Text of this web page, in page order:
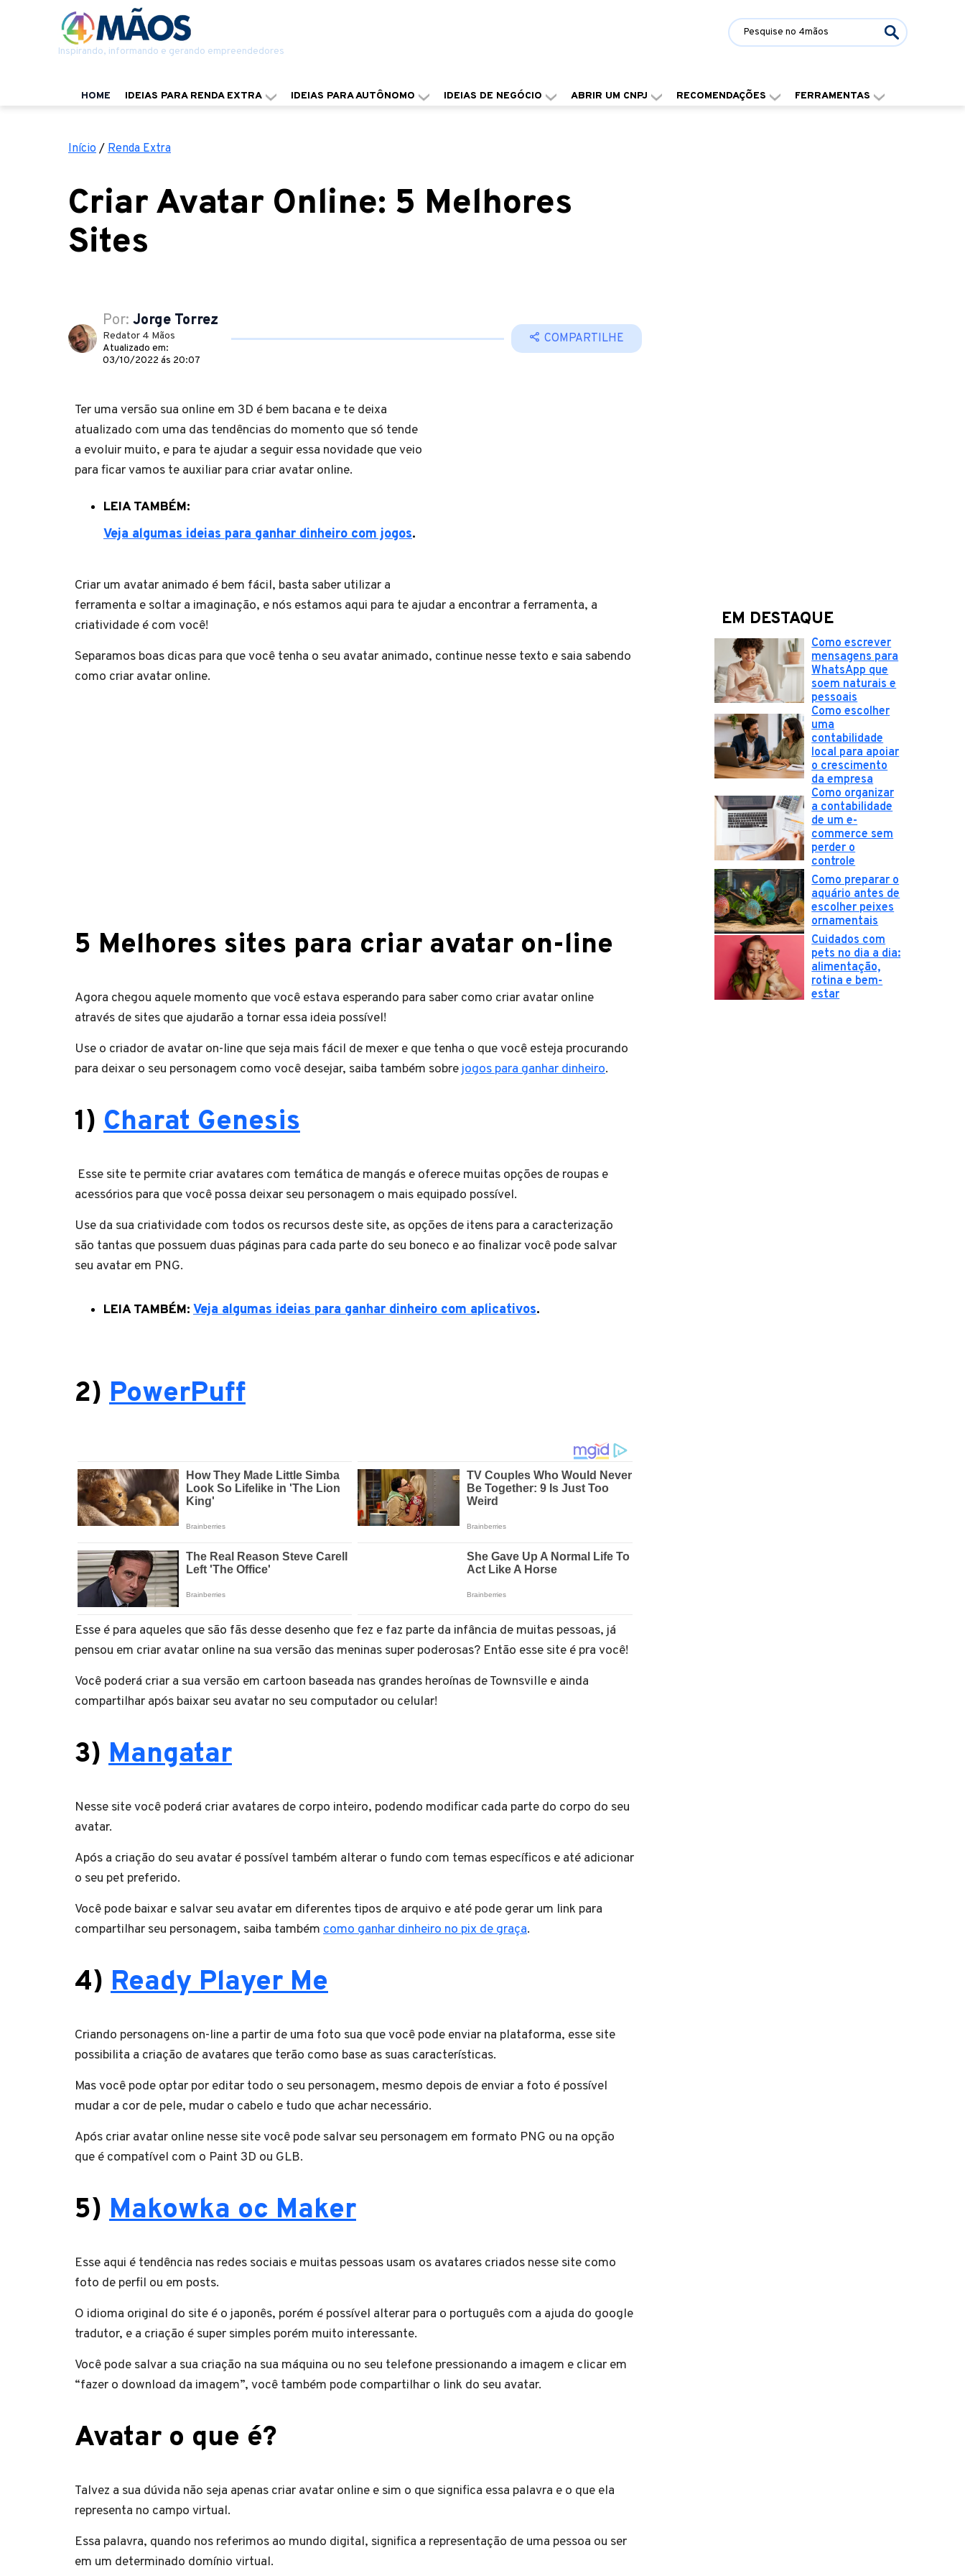
Inspirando, informando e gerando empreendedores
HOME IDEIAS PARA RENDA EXTRA IDEIAS PARA AUTÔNOMO IDEIAS DE NEGÓCIO ABRIR UM CNPJ RECOMENDAÇÕES FERRAMENTAS
Início / Renda Extra
Criar Avatar Online: 5 Melhores
Sites
Por: Jorge Torrez
Redator 4 Mãos
Atualizado em:
03/10/2022 ás 20:07
COMPARTILHE
Ter uma versão sua online em 3D é bem bacana e te deixa
atualizado com uma das tendências do momento que só tende
a evoluir muito, e para te ajudar a seguir essa novidade que veio
para ficar vamos te auxiliar para criar avatar online.
LEIA TAMBÉM:
Veja algumas ideias para ganhar dinheiro com jogos.
Criar um avatar animado é bem fácil, basta saber utilizar a
ferramenta e soltar a imaginação, e nós estamos aqui para te ajudar a encontrar a ferramenta, a
criatividade é com você!
Separamos boas dicas para que você tenha o seu avatar animado, continue nesse texto e saia sabendo
como criar avatar online.
5 Melhores sites para criar avatar on-line
Agora chegou aquele momento que você estava esperando para saber como criar avatar online
através de sites que ajudarão a tornar essa ideia possível!
Use o criador de avatar on-line que seja mais fácil de mexer e que tenha o que você esteja procurando
para deixar o seu personagem como você desejar, saiba também sobre jogos para ganhar dinheiro.
1) Charat Genesis
Esse site te permite criar avatares com temática de mangás e oferece muitas opções de roupas e
acessórios para que você possa deixar seu personagem o mais equipado possível.
Use da sua criatividade com todos os recursos deste site, as opções de itens para a caracterização
são tantas que possuem duas páginas para cada parte do seu boneco e ao finalizar você pode salvar
seu avatar em PNG.
LEIA TAMBÉM: Veja algumas ideias para ganhar dinheiro com aplicativos.
2) PowerPuff
Esse é para aqueles que são fãs desse desenho que fez e faz parte da infância de muitas pessoas, já
pensou em criar avatar online na sua versão das meninas super poderosas? Então esse site é pra você!
Você poderá criar a sua versão em cartoon baseada nas grandes heroínas de Townsville e ainda
compartilhar após baixar seu avatar no seu computador ou celular!
3) Mangatar
Nesse site você poderá criar avatares de corpo inteiro, podendo modificar cada parte do corpo do seu
avatar.
Após a criação do seu avatar é possível também alterar o fundo com temas específicos e até adicionar
o seu pet preferido.
Você pode baixar e salvar seu avatar em diferentes tipos de arquivo e até pode gerar um link para
compartilhar seu personagem, saiba também como ganhar dinheiro no pix de graça.
4) Ready Player Me
Criando personagens on-line a partir de uma foto sua que você pode enviar na plataforma, esse site
possibilita a criação de avatares que terão como base as suas características.
Mas você pode optar por editar todo o seu personagem, mesmo depois de enviar a foto é possível
mudar a cor de pele, mudar o cabelo e tudo que achar necessário.
Após criar avatar online nesse site você pode salvar seu personagem em formato PNG ou na opção
que é compatível com o Paint 3D ou GLB.
5) Makowka oc Maker
Esse aqui é tendência nas redes sociais e muitas pessoas usam os avatares criados nesse site como
foto de perfil ou em posts.
O idioma original do site é o japonês, porém é possível alterar para o português com a ajuda do google
tradutor, e a criação é super simples porém muito interessante.
Você pode salvar a sua criação na sua máquina ou no seu telefone pressionando a imagem e clicar em
“fazer o download da imagem”, você também pode compartilhar o link do seu avatar.
Avatar o que é?
Talvez a sua dúvida não seja apenas criar avatar online e sim o que significa essa palavra e o que ela
representa no campo virtual.
Essa palavra, quando nos referimos ao mundo digital, significa a representação de uma pessoa ou ser
em um determinado domínio virtual.
EM DESTAQUE
Como escrever
mensagens para
WhatsApp que
soem naturais e
pessoais
Como escolher
uma
contabilidade
local para apoiar
o crescimento
da empresa
Como organizar
a contabilidade
de um e-
commerce sem
perder o
controle
Como preparar o
aquário antes de
escolher peixes
ornamentais
Cuidados com
pets no dia a dia:
alimentação,
rotina e bem-
estar